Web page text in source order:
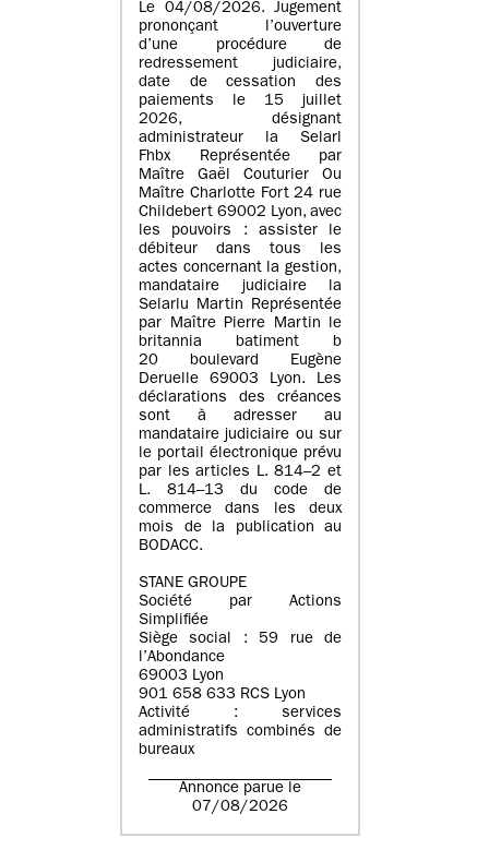
Le 04/08/2026. Jugement
prononçant l’ouverture
d’une procédure de
redressement judiciaire,
date de cessation des
paiements le 15 juillet
2026, désignant
administrateur la Selarl
Fhbx Représentée par
Maître Gaël Couturier Ou
Maître Charlotte Fort 24 rue
Childebert 69002 Lyon, avec
les pouvoirs : assister le
débiteur dans tous les
actes concernant la gestion,
mandataire judiciaire la
Selarlu Martin Représentée
par Maître Pierre Martin le
britannia batiment b
20 boulevard Eugène
Deruelle 69003 Lyon. Les
déclarations des créances
sont à adresser au
mandataire judiciaire ou sur
le portail électronique prévu
par les articles L. 814–2 et
L. 814–13 du code de
commerce dans les deux
mois de la publication au
BODACC.
STANE GROUPE
Société par Actions
Simplifiée
Siège social : 59 rue de
l’Abondance
69003 Lyon
901 658 633 RCS Lyon
Activité : services
administratifs combinés de
bureaux
Annonce parue le
07/08/2026